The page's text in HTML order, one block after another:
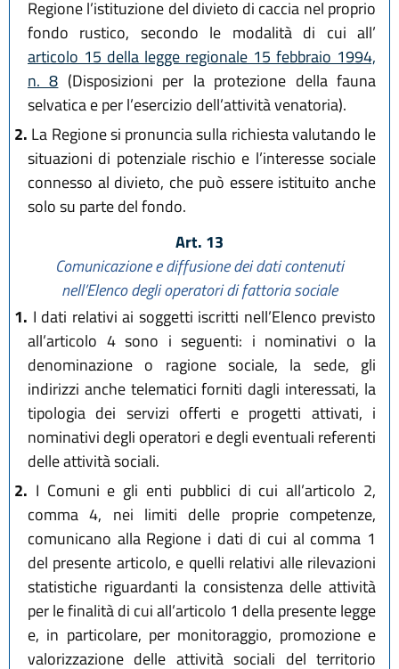
Regione l’istituzione del divieto di caccia nel proprio
fondo rustico, secondo le modalità di cui all’
articolo 15 della legge regionale 15 febbraio 1994,
n. 8 (Disposizioni per la protezione della fauna
selvatica e per l’esercizio dell’attività venatoria).
2. La Regione si pronuncia sulla richiesta valutando le
situazioni di potenziale rischio e l’interesse sociale
connesso al divieto, che può essere istituito anche
solo su parte del fondo.
Art. 13
Comunicazione e diffusione dei dati contenuti
nell’Elenco degli operatori di fattoria sociale
1. I dati relativi ai soggetti iscritti nell’Elenco previsto
all’articolo 4 sono i seguenti: i nominativi o la
denominazione o ragione sociale, la sede, gli
indirizzi anche telematici forniti dagli interessati, la
tipologia dei servizi offerti e progetti attivati, i
nominativi degli operatori e degli eventuali referenti
delle attività sociali.
2. I Comuni e gli enti pubblici di cui all’articolo 2,
comma 4, nei limiti delle proprie competenze,
comunicano alla Regione i dati di cui al comma 1
del presente articolo, e quelli relativi alle rilevazioni
statistiche riguardanti la consistenza delle attività
per le finalità di cui all’articolo 1 della presente legge
e, in particolare, per monitoraggio, promozione e
valorizzazione delle attività sociali del territorio